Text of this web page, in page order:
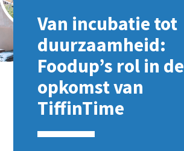
Van incubatie tot
duurzaamheid:
Foodup’s rol in de
opkomst van
TiffinTime